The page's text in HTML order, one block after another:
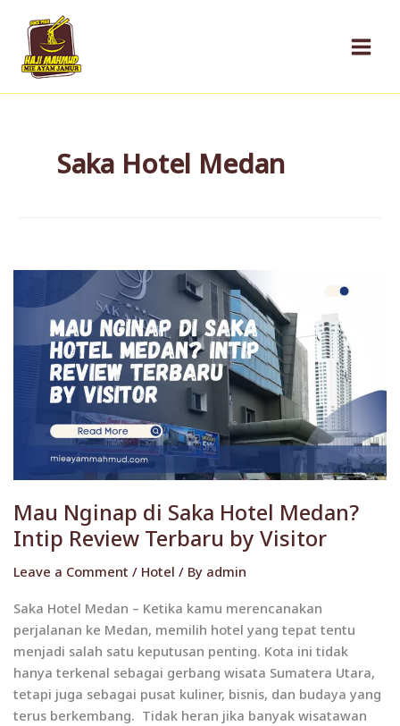
content
Saka Hotel Medan
Mau Nginap di Saka Hotel Medan?
Intip Review Terbaru by Visitor
Leave a Comment / Hotel / By admin
Saka Hotel Medan – Ketika kamu merencanakan
perjalanan ke Medan, memilih hotel yang tepat tentu
menjadi salah satu keputusan penting. Kota ini tidak
hanya terkenal sebagai gerbang wisata Sumatera Utara,
tetapi juga sebagai pusat kuliner, bisnis, dan budaya yang
terus berkembang. Tidak heran jika banyak wisatawan
Nginap
Saka
Medan?
Review
Terbaru